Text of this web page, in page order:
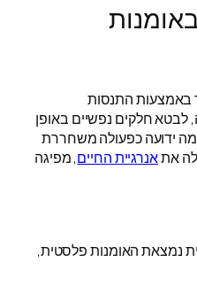
התנסות
לבטא חלקים נפשיים באופן
ידועה כפעולה משחררת
אתאנרגיית החיים, מפיגה
נמצאת האומנות פלסטית,